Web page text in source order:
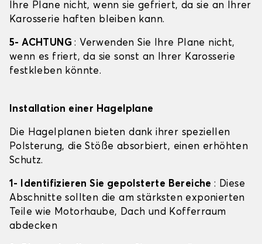
Ihre Plane nicht, wenn sie gefriert, da sie an Ihrer
Karosserie haften bleiben kann.
5- ACHTUNG: Verwenden Sie Ihre Plane nicht,
wenn es friert, da sie sonst an Ihrer Karosserie
festkleben könnte.
Installation einer Hagelplane
Die Hagelplanen bieten dank ihrer speziellen
Polsterung, die Stöße absorbiert, einen erhöhten
Schutz.
1- Identifizieren Sie gepolsterte Bereiche: Diese
Abschnitte sollten die am stärksten exponierten
Teile wie Motorhaube, Dach und Kofferraum
abdecken